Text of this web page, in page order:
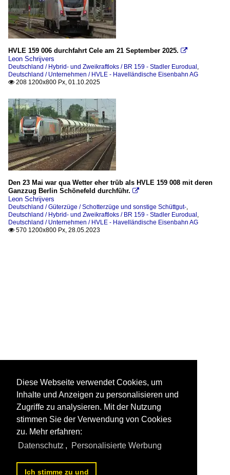
HVLE 159 006 durchfahrt Cele am 21 September 2025. 
Leon Schrijvers
Deutschland / Hybrid- und Zweikraftloks / BR 159 - Stadler Eurodual,
Deutschland / Unternehmen / HVLE - Havelländische Eisenbahn AG
 208 1200x800 Px, 01.10.2025
Den 23 Mai war qua Wetter eher trüb als HVLE 159 008 mit deren
Ganzzug Berlin Schönefeld durchführ. 
Leon Schrijvers
Deutschland / Güterzüge / Schotterzüge und sonstige Schüttgut-,
Deutschland / Hybrid- und Zweikraftloks / BR 159 - Stadler Eurodual,
Deutschland / Unternehmen / HVLE - Havelländische Eisenbahn AG
 570 1200x800 Px, 28.05.2023
Diese Webseite verwendet Cookies, um
Inhalte und Anzeigen zu personalisieren und
Zugriffe zu analysieren. Mit der Nutzung
stimmen Sie der Verwendung von Cookies
zu. Mehr erfahren:
Datenschutz , Personalisierte Werbung
Ich stimme zu und